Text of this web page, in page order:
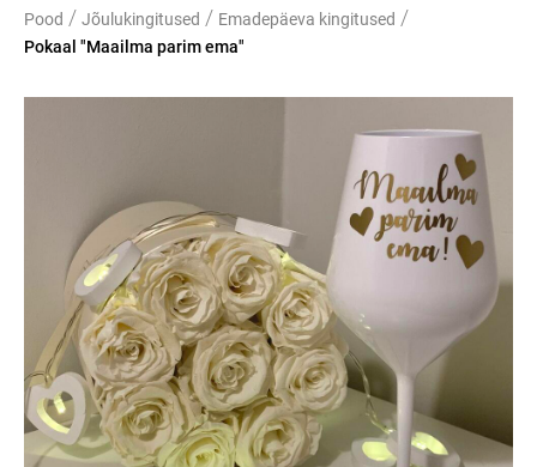
Pood / Jõulukingitused / Emadepäeva kingitused /
Pokaal "Maailma parim ema"